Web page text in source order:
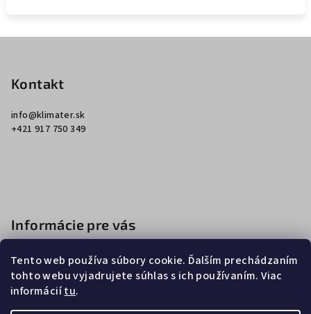
Tento web používa súbory cookie. Ďalším prechádzaním
tohto webu vyjadrujete súhlas s ich používaním. Viac
informáciítu.
Kontakt
info@klimater.sk
+421 917 750 349
Informácie pre vás
Ako nakupovať
Obchodné podmienky
Podmienky ochrany osobných údajov